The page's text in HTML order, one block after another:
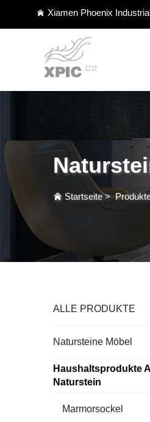
Xiamen Phoenix
Startseite>
ALLE PRODUKTE
Natursteine Möbel
Haushaltsprodukte
Naturstein
Marmorsockel